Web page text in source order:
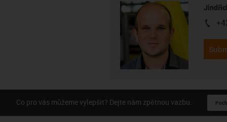
igus-
Co pro vás můžeme vylepšit? Dejte nám zpětnou vazbu.